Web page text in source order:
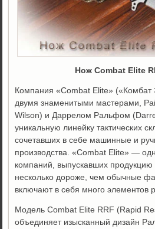
Нож Combat Elite
Компания «Combat Elite» («Комбат
двумя знаменитыми мастерами,
Wilson) и Даррелом Ральфом
уникальную линейку тактических
сочетавших в себе машинные и
производства. «Combat Elite» —
компаний, выпускавших
несколько дороже, чем обычные
включают в себя много элементов
Модель Combat Elite RRF (Rapid
объединяет изысканный дизайн